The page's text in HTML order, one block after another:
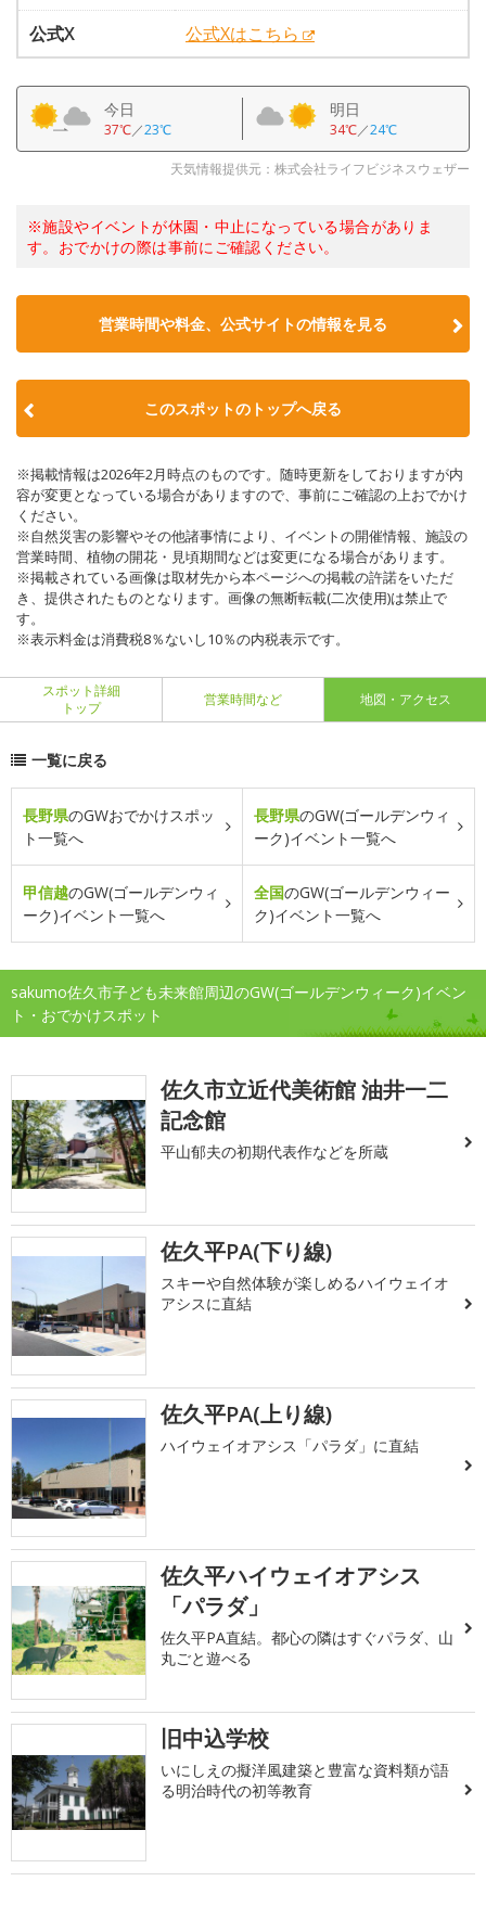
公式X
公式Xはこちら
今日
37℃／23℃
明日
34℃／24℃
天気情報提供元：株式会社ライフビジネスウェザー
※施設やイベントが休園・中止になっている場合がありま
す。おでかけの際は事前にご確認ください。
営業時間や料金、公式サイトの情報を見る
このスポットのトップへ戻る
※掲載情報は2026年2月時点のものです。随時更新をしておりますが内
容が変更となっている場合がありますので、事前にご確認の上おでかけ
ください。
※自然災害の影響やその他諸事情により、イベントの開催情報、施設の
営業時間、植物の開花・見頃期間などは変更になる場合があります。
※掲載されている画像は取材先から本ページへの掲載の許諾をいただ
き、提供されたものとなります。画像の無断転載(二次使用)は禁止で
す。
※表示料金は消費税8％ないし10％の内税表示です。
スポット詳細
トップ
営業時間など 地図・アクセス
一覧に戻る
長野県のGWおでかけスポッ
ト一覧へ
長野県のGW(ゴールデンウィ
ーク)イベント一覧へ
甲信越のGW(ゴールデンウィ
ーク)イベント一覧へ
全国のGW(ゴールデンウィー
ク)イベント一覧へ
sakumo佐久市子ども未来館周辺のGW(ゴールデンウィーク)イベン
ト・おでかけスポット
佐久市立近代美術館 油井一二
記念館
平山郁夫の初期代表作などを所蔵
佐久平PA(下り線)
スキーや自然体験が楽しめるハイウェイオ
アシスに直結
佐久平PA(上り線)
ハイウェイオアシス「パラダ」に直結
佐久平ハイウェイオアシス
「パラダ」
佐久平PA直結。都心の隣はすぐパラダ、山
丸ごと遊べる
旧中込学校
いにしえの擬洋風建築と豊富な資料類が語
る明治時代の初等教育